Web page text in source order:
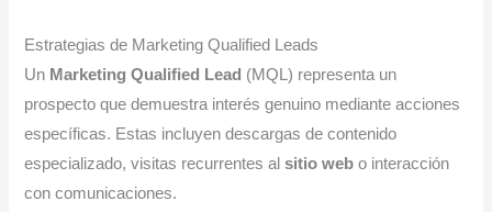
Estrategias de Marketing Qualified Leads
Un Marketing Qualified Lead (MQL) representa un
prospecto que demuestra interés genuino mediante acciones
específicas. Estas incluyen descargas de contenido
especializado, visitas recurrentes alsitio web o interacción
con comunicaciones.